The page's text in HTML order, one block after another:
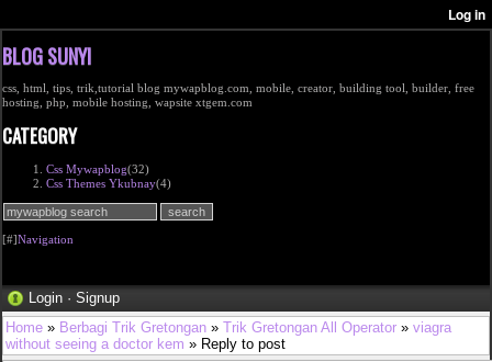
BLOG SUNYI
css, html, tips, trik,tutorial blog mywapblog.com, mobile, creator, building tool, builder, free
hosting, php, mobile hosting, wapsite xtgem.com
CATEGORY
Css Mywapblog(32)
Css Themes Ykubnay(4)
[#]Navigation
Login · Signup
Home » Berbagi Trik Gretongan » Trik Gretongan All Operator » viagra
without seeing a doctor kem » Reply to post